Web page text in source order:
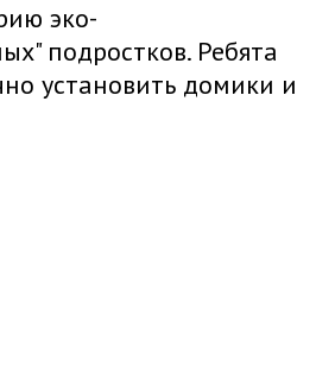
эко-
подростков. Ребята
установить домики и